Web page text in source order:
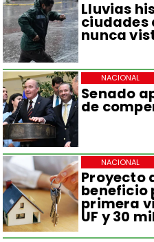
Lluvias
ciudades
nunca
Senado
de
NACIONAL
Proyecto
beneficio
primera
UF y 30
NACIONAL